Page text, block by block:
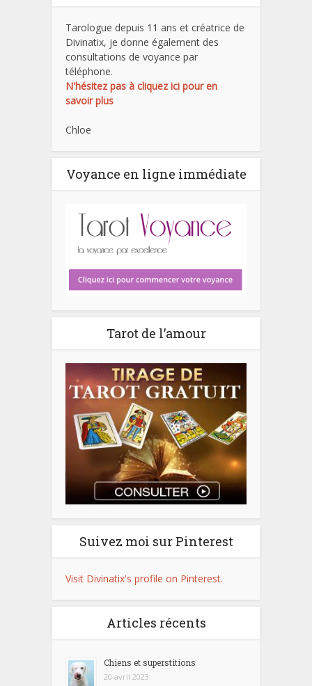
Tarologue depuis 11 ans et créatrice de
Divinatix, je donne également des
consultations de voyance par
téléphone.
N'hésitez pas à cliquez ici pour en
savoir plus
Chloe
Voyance en ligne immédiate
Tarot de l’amour
Suivez moi sur Pinterest
Visit Divinatix's profile on Pinterest.
Articles récents
Chiens et superstitions
20 avril 2023